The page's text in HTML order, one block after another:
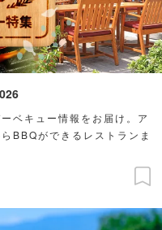
ベキュー情報をお届け。ア
BBQができるレストランま